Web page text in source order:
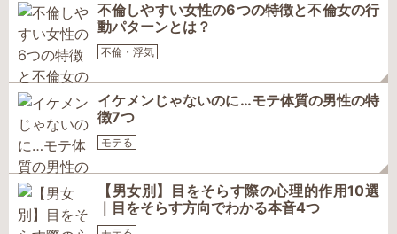
不倫しやすい女性の6つの特徴と不倫女の行
動パターンとは？
不倫・浮気
イケメンじゃないのに…モテ体質の男性の特
徴7つ
モテる
【男女別】目をそらす際の心理的作用10選
｜目をそらす方向でわかる本音4つ